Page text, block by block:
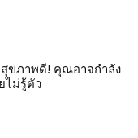
ขภาพดี! คุณอาจกำลัง
ไม่รู้ตัว